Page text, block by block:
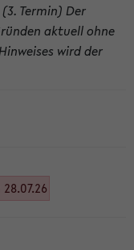
Termin) Der
aktuell ohne
wird der